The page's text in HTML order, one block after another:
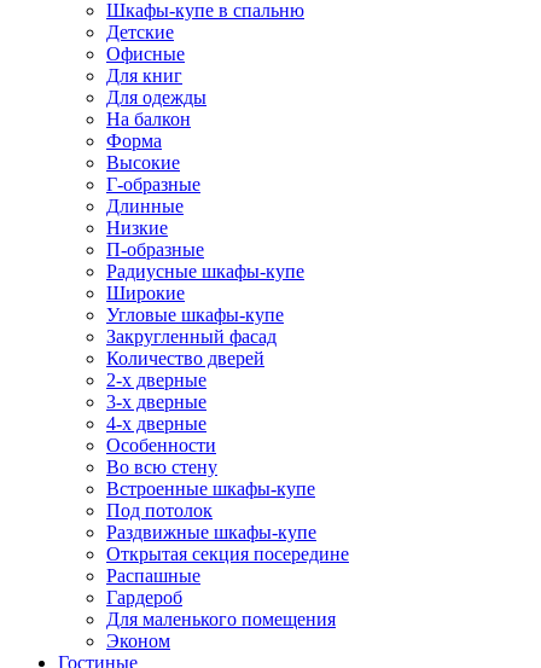
Шкафы-купе в спальню
Детские
Офисные
Для книг
Для одежды
На балкон
Форма
Высокие
Г-образные
Длинные
Низкие
П-образные
Радиусные шкафы-купе
Широкие
Угловые шкафы-купе
Закругленный фасад
Количество дверей
2-х дверные
3-х дверные
4-х дверные
Особенности
Во всю стену
Встроенные шкафы-купе
Под потолок
Раздвижные шкафы-купе
Открытая секция посередине
Распашные
Гардероб
Для маленького помещения
Эконом
Гостиные